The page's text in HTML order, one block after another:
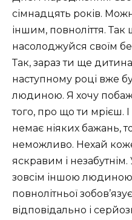
сімнадцять років.
іншим, повноліття. Так
насолоджуйся своїм
Так, зараз ти ще дитина
наступному році вже
людиною. Я хочу
того, про що ти мрієш.
немає ніяких бажань,
неможливо. Нехай
яскравим і
зовсім іншою
повнолітньої
відповідально і